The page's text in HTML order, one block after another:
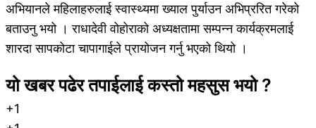
अभियानले महिलाहरुलाई स्वास्थ्यमा ख्याल पुर्याउन अभिप्ररित गरेको
बताउनु भयो । राधादेवी वोहोराको अध्यक्षतामा सम्पन्न कार्यक्रमलाई
शारदा सापकोटा चापागाईले प्रायोजन गर्नु भएको थियो ।
यो खबर पढेर तपाईलाई कस्तो महसुस भयो ?
+1